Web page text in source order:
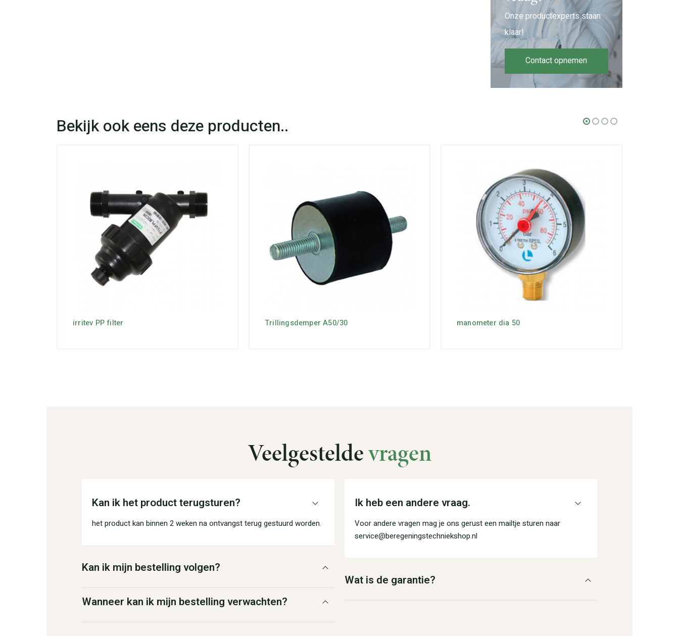
Onze productexperts staan
klaar!
Contact opnemen
irritev PP filter Trillingsdemper A50/30 manometer dia 50
Veelgesteldevragen
Kan ik het product terugsturen?
het product kan binnen 2 weken na ontvangst terug gestuurd worden.
Kan ik mijn bestelling volgen?
Wanneer kan ik mijn bestelling verwachten?
Ik heb een andere vraag.
Voor andere vragen mag je ons gerust een mailtje sturen naar
service@beregeningstechniekshop.nl
Wat is de garantie?